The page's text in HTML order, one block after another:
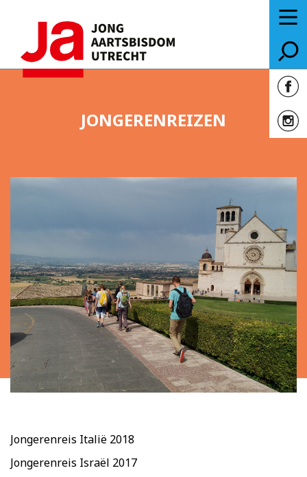
JONGERENREIZEN
Jongerenreis Italië 2018
Jongerenreis Israël 2017